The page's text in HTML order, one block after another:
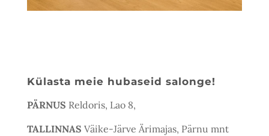
Külasta meie hubaseid salonge!
PÄRNUS Reldoris, Lao 8,
TALLINNAS Väike-Järve Ärimajas, Pärnu mnt